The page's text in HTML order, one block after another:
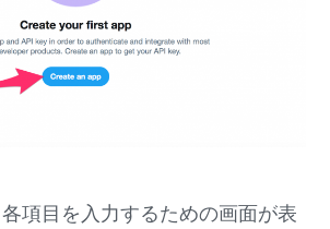
項目を入力するための画面が表